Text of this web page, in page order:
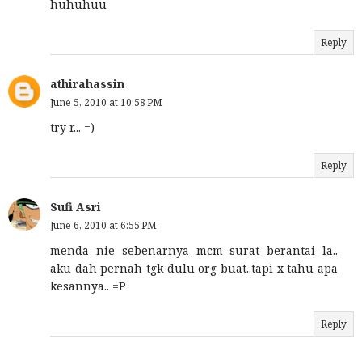
huhuhuu
Reply
athirahassin
June 5, 2010 at 10:58 PM
try r... =)
Reply
Sufi Asri
June 6, 2010 at 6:55 PM
menda nie sebenarnya mcm surat berantai la..
aku dah pernah tgk dulu org buat..tapi x tahu apa
kesannya.. =P
Reply